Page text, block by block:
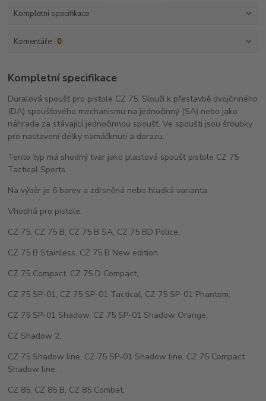
Kompletní specifikace
Komentáře 0
Kompletní specifikace
Duralová spoušť pro pistole CZ 75. Slouží k přestavbě dvojčinného
(DA) spoušťového mechanismu na jednočinný (SA) nebo jako
náhrada za stávající jednočinnou spoušť. Ve spoušti jsou šroubky
pro nastavení délky namáčknutí a dorazu.
Tento typ má shodný tvar jako plastová spoušť pistole CZ 75
Tactical Sports.
Na výběr je 6 barev a zdrsněná nebo hladká varianta.
Vhodná pro pistole:
CZ 75, CZ 75 B, CZ 75 B SA, CZ 75 BD Police,
CZ 75 B Stainless, CZ 75 B New edition,
CZ 75 Compact, CZ 75 D Compact,
CZ 75 SP-01, CZ 75 SP-01 Tactical, CZ 75 SP-01 Phantom,
CZ 75 SP-01 Shadow, CZ 75 SP-01 Shadow Orange,
CZ Shadow 2,
CZ 75 Shadow line, CZ 75 SP-01 Shadow line, CZ 75 Compact
Shadow line,
CZ 85, CZ 85 B, CZ 85 Combat,